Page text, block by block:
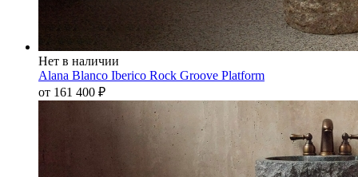
Нет в наличии
Alana Blanco Iberico Rock Groove Platform
от 161 400 ₽